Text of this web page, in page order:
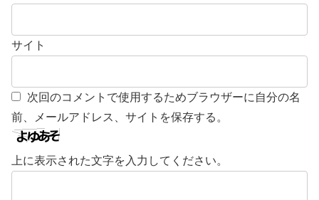
サイト
次回のコメントで使用するためブラウザーに自分の名
前、メールアドレス、サイトを保存する。
上に表示された文字を入力してください。